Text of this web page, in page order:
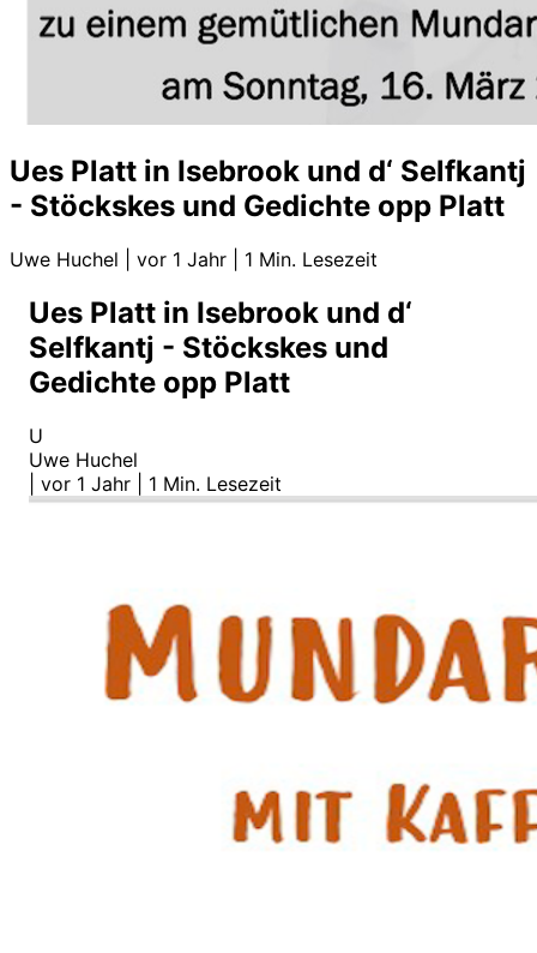
Ues Platt in Isebrook und d‘ Selfkantj
- Stöckskes und Gedichte opp Platt
Uwe Huchel vor 1 Jahr 1 Min. Lesezeit
Ues Platt in Isebrook und d‘
Selfkantj - Stöckskes und
Gedichte opp Platt
U
Uwe Huchel
vor 1 Jahr 1 Min. Lesezeit